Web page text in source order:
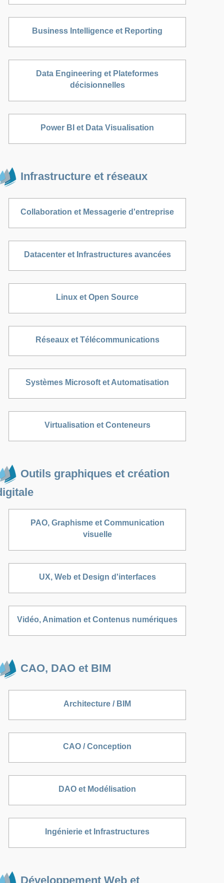
Business Intelligence et Reporting
Data Engineering et Plateformes
décisionnelles
Power BI et Data Visualisation
Infrastructure et réseaux
Collaboration et Messagerie d'entreprise
Datacenter et Infrastructures avancées
Linux et Open Source
Réseaux et Télécommunications
Systèmes Microsoft et Automatisation
Virtualisation et Conteneurs
Outils graphiques et création
PAO, Graphisme et Communication
visuelle
UX, Web et Design d'interfaces
Vidéo, Animation et Contenus numériques
CAO, DAO et BIM
Architecture / BIM
CAO / Conception
DAO et Modélisation
Ingénierie et Infrastructures